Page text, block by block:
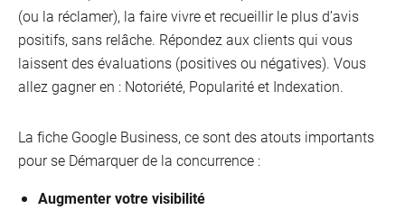
(ou la réclamer), la faire vivre et recueillir le plus d’avis
positifs, sans relâche. Répondez aux clients qui vous
laissent des évaluations (positives ou négatives). Vous
allez gagner en : Notoriété, Popularité et Indexation.
La fiche Google Business, ce sont des atouts importants
pour se Démarquer de la concurrence :
Augmenter votre visibilité